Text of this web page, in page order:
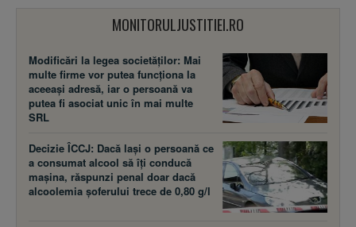
MONITORULJUSTITIEI.RO
Modificări la legea societăţilor: Mai
multe firme vor putea funcţiona la
aceeaşi adresă, iar o persoană va
putea fi asociat unic în mai multe
SRL
Decizie ÎCCJ: Dacă laşi o persoană ce
a consumat alcool să îţi conducă
maşina, răspunzi penal doar dacă
alcoolemia şoferului trece de 0,80 g/l